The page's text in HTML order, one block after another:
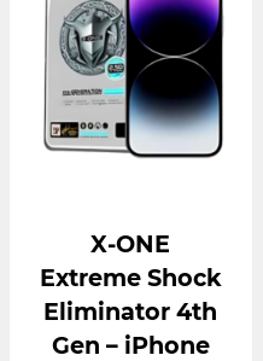
X-ONE
Extreme Shock
Eliminator 4th
Gen – iPhone